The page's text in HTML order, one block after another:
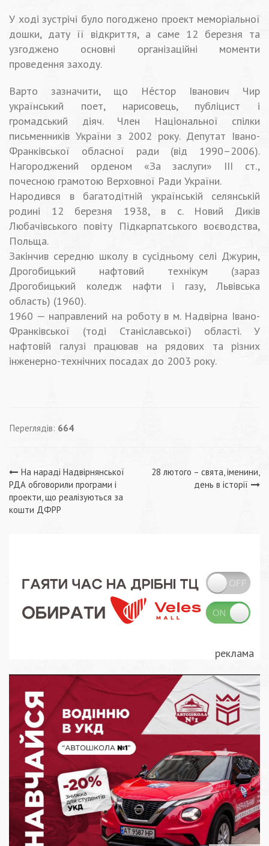
У ході зустрічі було погоджено проект меморіальної
дошки, дату її відкриття, а саме 12 березня та
узгоджено основні організаційні моменти
проведення заходу.
Варто зазначити, що Не́стор Іванович Чир
український поет, нарисовець, публіцист і
громадський діяч. Член Національної спілки
письменників України з 2002 року. Депутат Івано-
Франківської обласної ради (від 1990–2006).
Нагороджений орденом «За заслуги» ІІІ ст.,
почесною грамотою Верховної Ради України.
Народився в багатодітній українській селянській
родині 12 березня 1938, в с. Новий Диків
Любачівського повіту Підкарпатського воєводства,
Польща.
Закінчив середню школу в сусідньому селі Джурин,
Дрогобицький нафтовий технікум (зараз
Дрогобицький коледж нафти і газу, Львівська
область) (1960).
1960 — направлений на роботу в м. Надвірна Івано-
Франківської (тоді Станіславської) області. У
нафтовій галузі працював на рядових та різних
інженерно-технічних посадах до 2003 року.
Переглядів: 664
Навігація
записів
На нараді Надвірнянської
РДА обговорили програми і
проекти, що реалізуються за
кошти ДФРР
28 лютого – свята, іменини,
день в історії